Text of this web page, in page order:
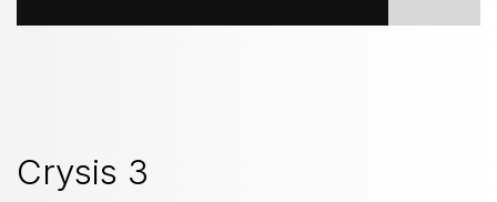
Crysis 3